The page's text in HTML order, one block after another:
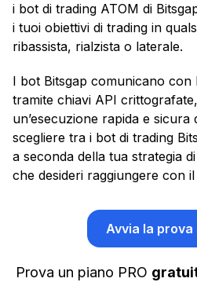
i bot di trading ATOM di
i tuoi obiettivi di trading in
ribassista, rialzista o laterale.
I bot Bitsgap comunicano con
tramite chiavi API
un’esecuzione rapida e sicura
scegliere tra i bot di trading
a seconda della tua strategia
che desideri raggiungere con
Avvia la
Prova un piano PRO